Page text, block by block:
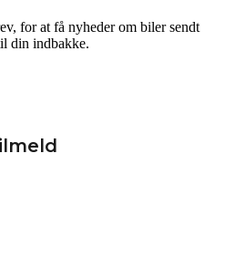
for at få nyheder om biler sendt
din indbakke.